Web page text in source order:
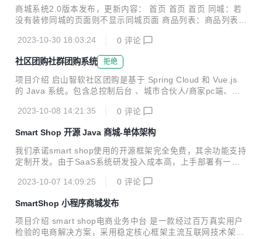
修改密码 将待修改用户的手机号显示出来，取消脱敏展示样式
验证码：改为与登录操作一致滑动图片将验证码填入框内 经营
户数】，即今日注册成功的总用户数 平台管理模块 菜单顺
商城系统2.0版本发布，更新内容： 首页 首页 首页 同城：若
没有装修同城的页面则不显示同城页面 商品列表：商品列表存
-left:0; margin-right:0"><strong><span>分类、金刚区分类
</span></strong></p> <ul> <li><span>定位问题：交互定位
存在将别的分类定位的位置拿过来的情况，而不是切换到新分
类后重新开始 </span></li> <li><span>遮罩问题：部分区域
存在遮罩的情况&nbsp;</span></li> <li> ...
2023-10-30 18:03:24 0 评论
社区团购社群团购系统 拒绝
项目介绍 启山智软社区团购是基于 Spring Cloud 和 Vue.js
的 Java 系统。包含总控制后台 、城市合伙人/商家pc端、团
模块。为响应用户需求我们新增了后台 DIY 装修拖拽式组件，
计，可支持二开，私有化部署，需求功能定制。 技术架构 技
术选型 技术 说明 官网 Spring Cloud 微服务框架 https://spri
ng.io/projects/spring-cloud Spring Cloud Alibaba 微服务框
2023-10-08 14:21:35 0 评论
Smart Shop 开源 Java 商城-单体架构
我们承诺smart shop使用的开源框架完全免费，其余功能支持
定制开发。由于SaaS系统研发投入成本高，上手部署有一定
要目的让开发者注重专注业务，降低技术难度，从而节省人力
平台能让更多的人了解smart shop商城系统，获得大家认可的
同时也希望大家对smart shop提出宝贵的意见，帮助我们不断
对系统进行迭代优化，使Smart Shop成为 Java程序员的首选
2023-10-07 14:09:25 0 评论
SmartShop 小程序商城发布
项目介绍 smart shop电商业务中台 是一款经过百万真实用户
检验的电商解决方案，采用稳定核心框架主流互联网技术架